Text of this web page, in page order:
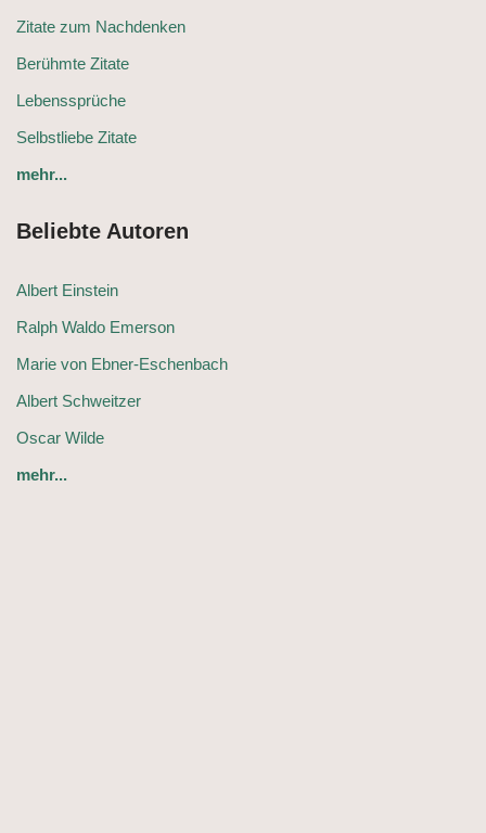
Zitate zum Nachdenken
Berühmte Zitate
Lebenssprüche
Selbstliebe Zitate
mehr...
Beliebte Autoren
Albert Einstein
Ralph Waldo Emerson
Marie von Ebner-Eschenbach
Albert Schweitzer
Oscar Wilde
mehr...